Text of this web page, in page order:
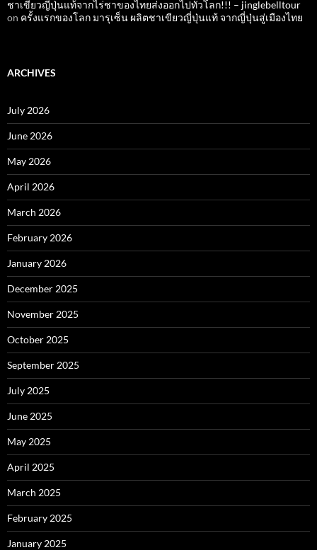
ชาเขียวญี่ปุ่นแท้จากไร่ชาของไทยส่งออกไปทั่วโลก!!! – jinglebelltour
on ครั้งแรกของโลก มารุเซ็น ผลิตชาเขียวญี่ปุ่นแท้ จากญี่ปุ่นสู่เมืองไทย
ARCHIVES
July 2026
June 2026
May 2026
April 2026
March 2026
February 2026
January 2026
December 2025
November 2025
October 2025
September 2025
July 2025
June 2025
May 2025
April 2025
March 2025
February 2025
January 2025